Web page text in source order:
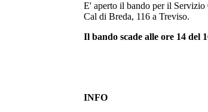
E' aperto il bando per il
Cal di Breda, 116 a Treviso.
Il bando scade alle ore 14 del
INFO